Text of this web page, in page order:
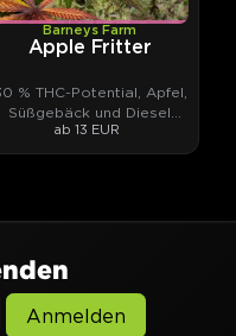
Barneys Farm
Apple Fritter
% THC-Potential, Apfel,
Süßgebäck und Diesel
zugleich.
ab 13 EUR
Anmelden